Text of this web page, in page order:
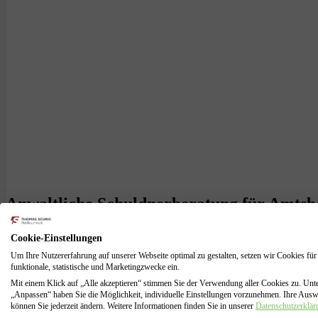
Anwaltliche Schuldnerberatung für
Sie sind auf der Suche nach einem Insolvenzanwalt in Amtsberg
für Insolvenzrecht Axel Reimann. Er ist seit über 15 Jahren als
Mit mehr als 15 Jahren Erfahrung im Umgang mit Insolvenzrecht
Insolvenzberatung und die Beantragung einer Privatinsolvenz.
anmeldet.
Cookie-Einstellungen
Um Ihre Nutzererfahrung auf unserer Webseite optimal zu gestalten, setzen wir Cookies für
funktionale, statistische und Marketingzwecke ein.
Mit einem Klick auf „Alle akzeptieren“ stimmen Sie der Verwendung aller Cookies zu.
„Anpassen“ haben Sie die Möglichkeit, individuelle Einstellungen vorzunehmen. Ihre
können Sie jederzeit ändern. Weitere Informationen finden Sie in unserer